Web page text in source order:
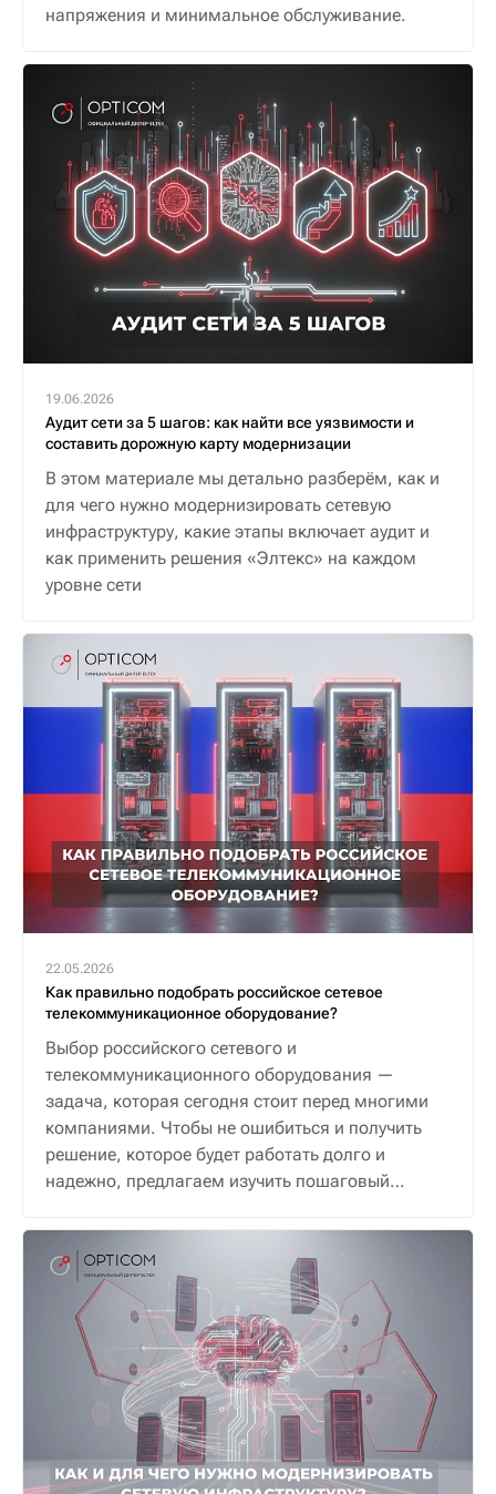
напряжения и минимальное обслуживание.
19.06.2026
Аудит сети за 5 шагов: как найти все уязвимости и
составить дорожную карту модернизации
В этом материале мы детально разберём, как и
для чего нужно модернизировать сетевую
инфраструктуру, какие этапы включает аудит и
как применить решения «Элтекс» на каждом
уровне сети
22.05.2026
Как правильно подобрать российское сетевое
телекоммуникационное оборудование?
Выбор российского сетевого и
телекоммуникационного оборудования —
задача, которая сегодня стоит перед многими
компаниями. Чтобы не ошибиться и получить
решение, которое будет работать долго и
надежно, предлагаем изучить пошаговый